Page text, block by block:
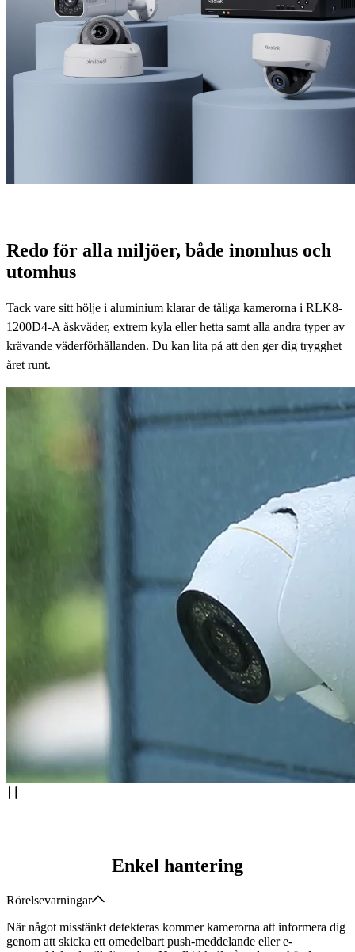
Redo för alla miljöer, både inomhus och
utomhus
Tack vare sitt hölje i aluminium klarar de tåliga kamerorna i RLK8-
1200D4-A åskväder, extrem kyla eller hetta samt alla andra typer av
krävande väderförhållanden. Du kan lita på att den ger dig trygghet
året runt.
Enkel hantering
Rörelsevarningar
När något misstänkt detekteras kommer kamerorna att informera dig
genom att skicka ett omedelbart push-meddelande eller e-